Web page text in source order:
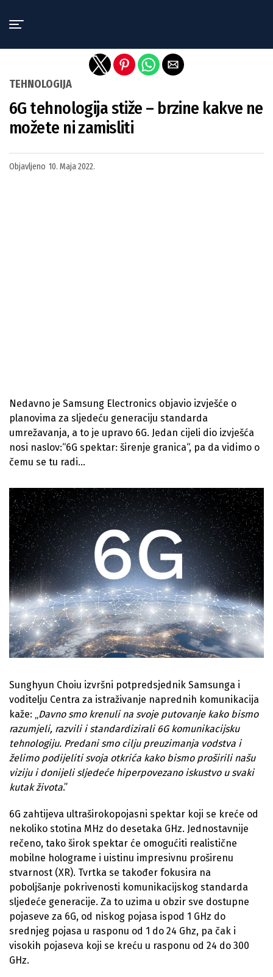
TEHNOLOGIJA
6G tehnologija stiže – brzine kakve ne
možete ni zamisliti
Objavljeno 10. Maja 2022.
Nedavno je Samsung Electronics objavio izvješće o
planovima za sljedeću generaciju standarda
umrežavanja, a to je upravo 6G. Jedan cijeli dio izvješća
nosi naslov:“6G spektar: širenje granica“, pa da vidimo o
čemu se tu radi…
Sunghyun Choiu izvršni potpredsjednik Samsunga i
voditelju Centra za istraživanje naprednih komunikacija
kaže: „Davno smo krenuli na svoje putovanje kako bismo
razumjeli, razvili i standardizirali 6G komunikacijsku
tehnologiju. Predani smo cilju preuzimanja vodstva i
želimo podijeliti svoja otkrića kako bismo proširili našu
viziju i donijeli sljedeće hiperpovezano iskustvo u svaki
kutak života.”
6G zahtijeva ultraširokopojasni spektar koji se kreće od
nekoliko stotina MHz do desetaka GHz. Jednostavnije
rečeno, tako širok spektar će omogućiti realistične
mobilne holograme i uistinu impresivnu proširenu
stvarnost (XR). Tvrtka se također fokusira na
poboljšanje pokrivenosti komunikacijskog standarda
sljedeće generacije. Za to uzima u obzir sve dostupne
pojaseve za 6G, od niskog pojasa ispod 1 GHz do
srednjeg pojasa u rasponu od 1 do 24 Ghz, pa čak i
visokih pojaseva koji se kreću u rasponu od 24 do 300
GHz.